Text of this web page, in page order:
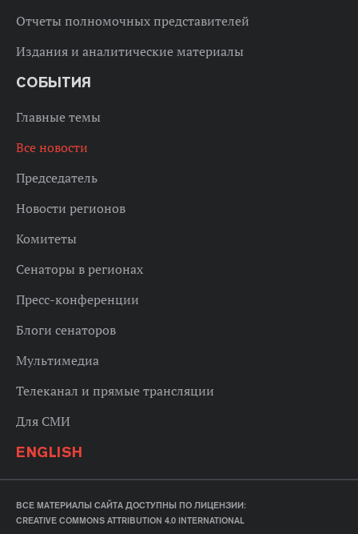
Отчеты полномочных представителей
Издания и аналитические материалы
СОБЫТИЯ
Главные темы
Все новости
Председатель
Новости регионов
Комитеты
Сенаторы в регионах
Пресс-конференции
Блоги сенаторов
Мультимедиа
Телеканал и прямые трансляции
Для СМИ
ENGLISH
ВСЕ МАТЕРИАЛЫ САЙТА ДОСТУПНЫ ПО ЛИЦЕНЗИИ:
CREATIVE COMMONS ATTRIBUTION 4.0 INTERNATIONAL